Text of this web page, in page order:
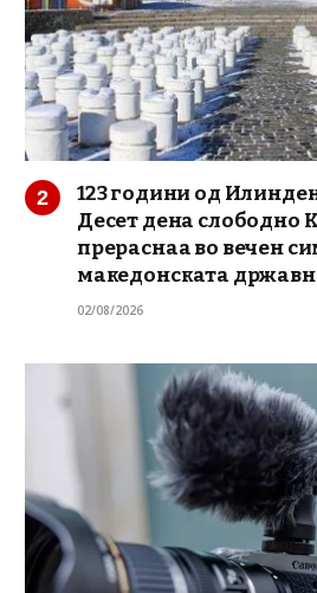
123 години од
Десет дена слободно
прераснаа во вечен
македонската
02/08/2026